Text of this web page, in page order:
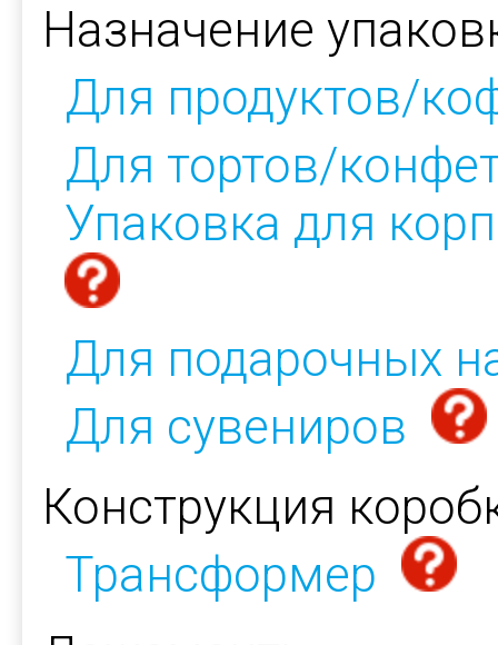
Назначение
Для продуктов/
Для тортов/
Упаковка для
Для подарочных
Для сувениров
Конструкция
Трансформер